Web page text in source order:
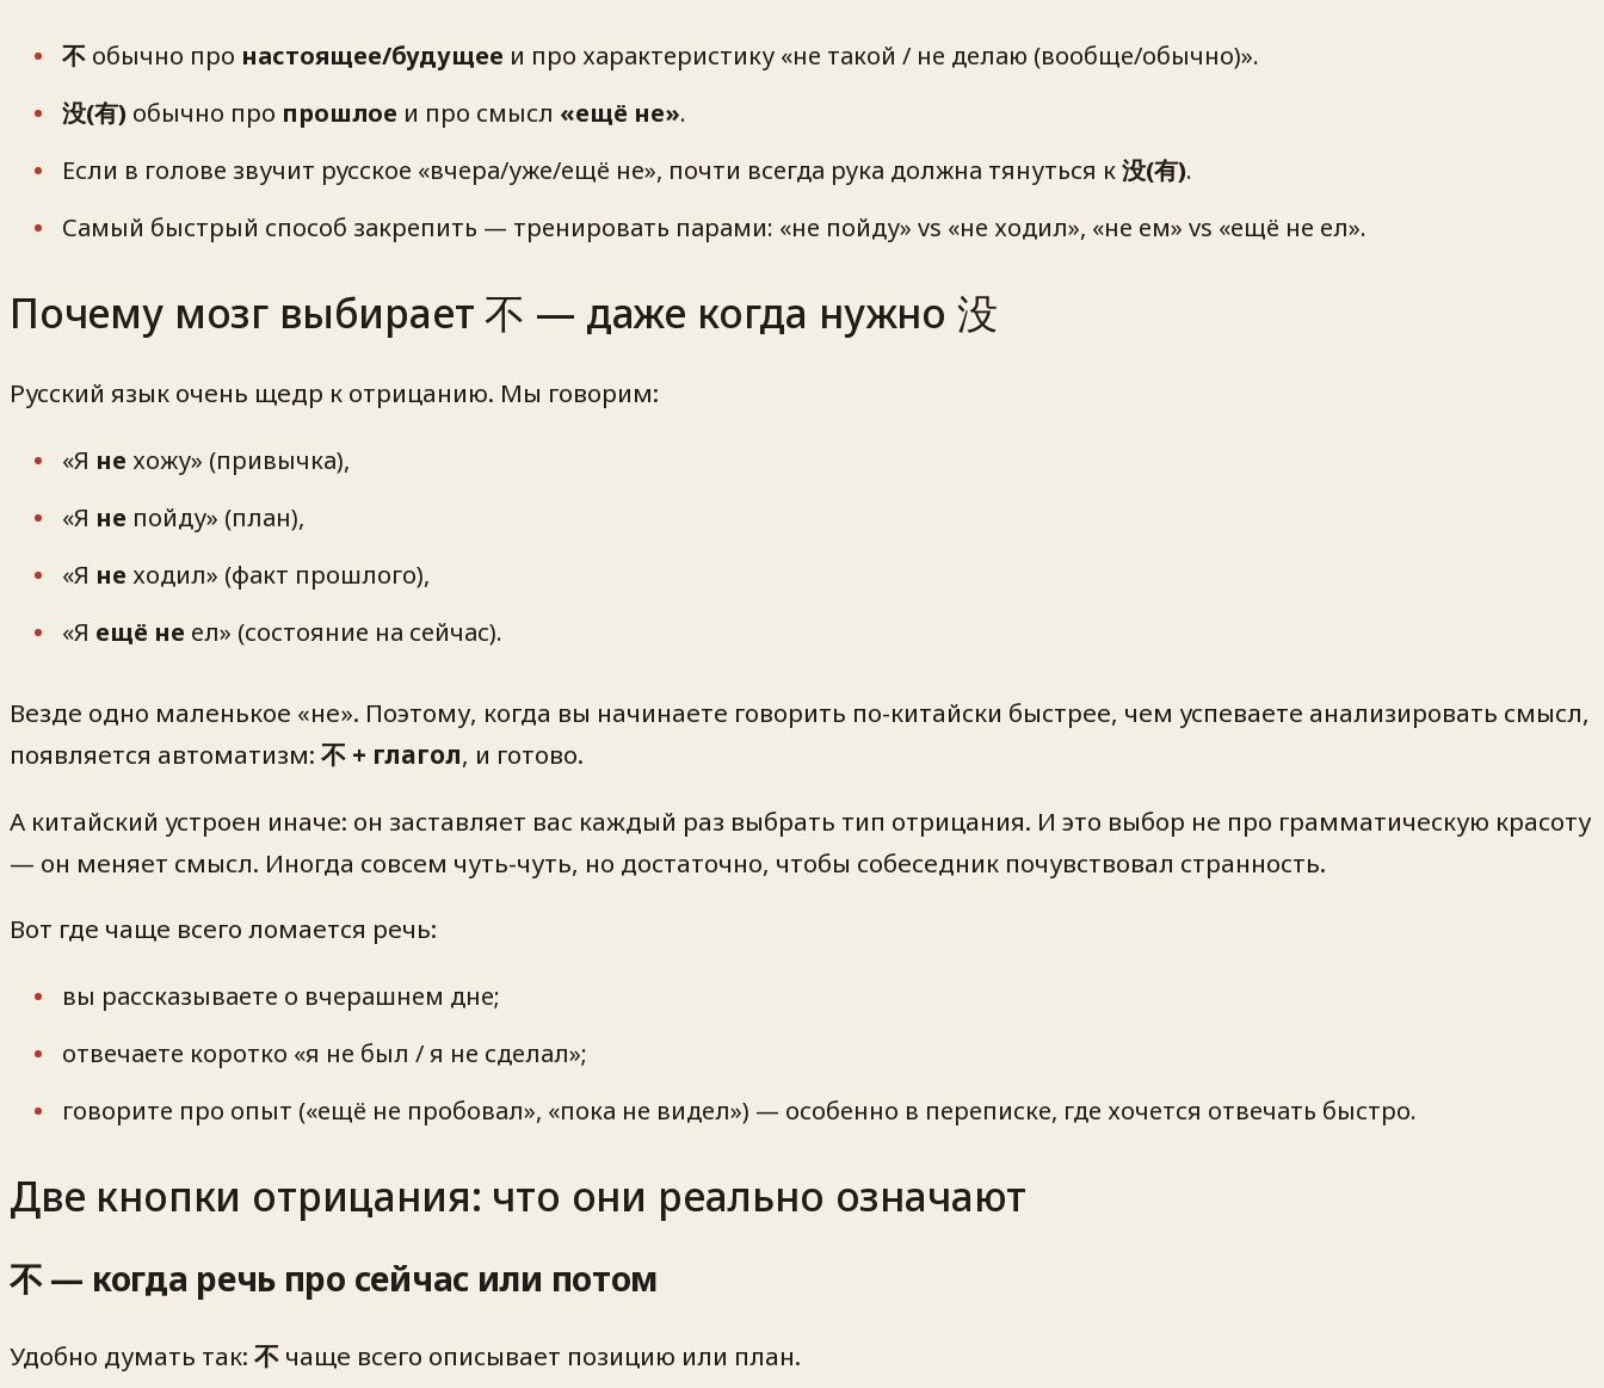
不 обычно про настоящее/будущее и про характеристику «не такой / не делаю (вообще/обычно)».
没(有) обычно про прошлое и про смысл «ещё не».
Если в голове звучит русское «вчера/уже/ещё не», почти всегда рука должна тянуться к没(有).
Самый быстрый способ закрепить — тренировать парами: «не пойду» vs «не ходил», «не ем» vs «ещё не ел».
Почему мозг выбирает 不 — даже когда нужно 没
Русский язык очень щедр к отрицанию. Мы говорим:
«Я не хожу» (привычка),
«Я не пойду» (план),
«Я не ходил» (факт прошлого),
«Я ещё не ел» (состояние на сейчас).
Везде одно маленькое «не». Поэтому, когда вы начинаете говорить по-китайски быстрее, чем успеваете анализировать смысл,
появляется автоматизм: 不 + глагол, и готово.
А китайский устроен иначе: он заставляет вас каждый раз выбрать тип отрицания. И это выбор не про грамматическую красоту
— он меняет смысл. Иногда совсем чуть-чуть, но достаточно, чтобы собеседник почувствовал странность.
Вот где чаще всего ломается речь:
вы рассказываете о вчерашнем дне;
отвечаете коротко «я не был / я не сделал»;
говорите про опыт («ещё не пробовал», «пока не видел») — особенно в переписке, где хочется отвечать быстро.
Две кнопки отрицания: что они реально означают
不 — когда речь про сейчас или потом
Удобно думать так: 不 чаще всего описывает позицию или план.